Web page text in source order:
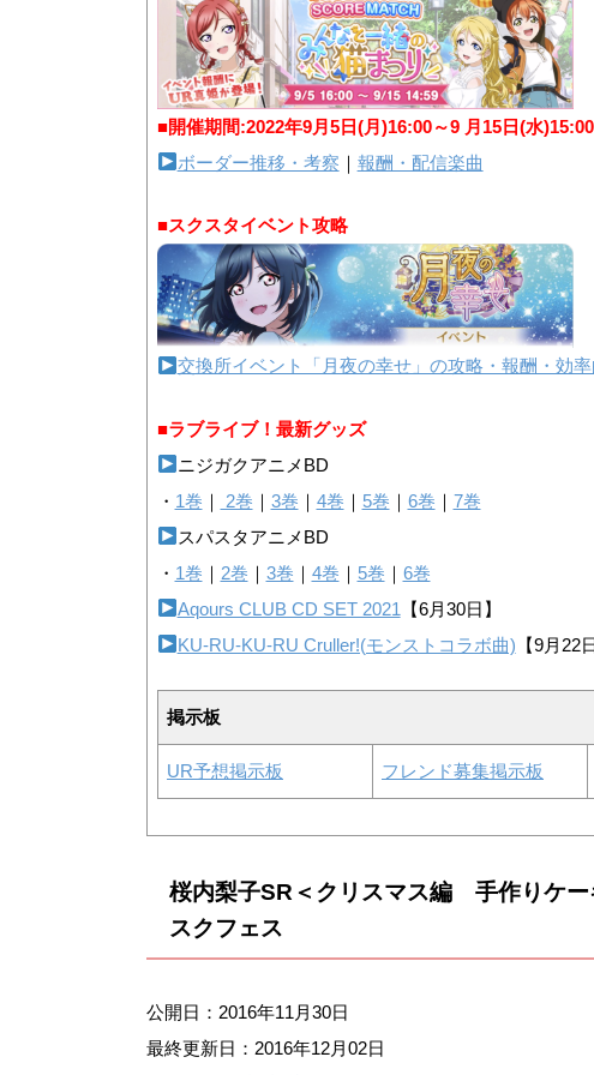
■開催期間:2022年9月5日(月)16:00～9 月15日(水)15:00
ボーダー推移・考察 ｜ 報酬・配信楽曲
■スクスタイベント攻略
交換所イベント「月夜の幸せ」の攻略・報酬・効
■ラブライブ！最新グッズ
ニジガクアニメBD
・ 1巻 ｜ 2巻 ｜ 3巻 ｜ 4巻 ｜ 5巻 ｜ 6巻 ｜ 7巻
スパスタアニメBD
・ 1巻 ｜ 2巻 ｜ 3巻 ｜ 4巻 ｜ 5巻 ｜ 6巻
Aqours CLUB CD SET 2021 【6月30日】
KU-RU-KU-RU Cruller!(モンストコラボ曲) 【9月22
掲示板
UR予想掲示板 フレンド募集掲示板
桜内梨子SR＜クリスマス編 手作りケ
スクフェス
公開日：2016年11月30日
最終更新日： 2016年12月02日